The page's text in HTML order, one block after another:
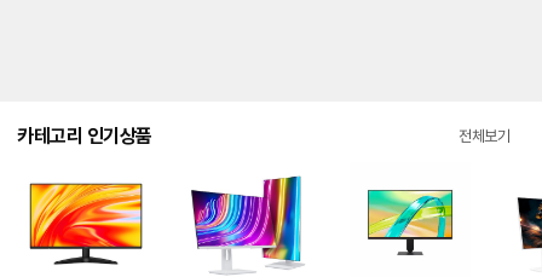
카테고리 인기상품 전체보기